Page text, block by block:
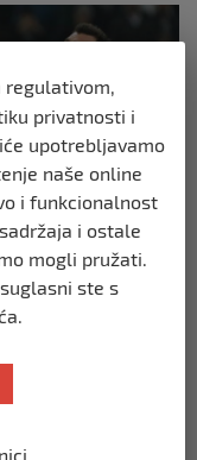
haos
regulativom,
privatnosti i
upotrebljavamo
naše online
i funkcionalnost
i ostale
mogli pružati.
ste s